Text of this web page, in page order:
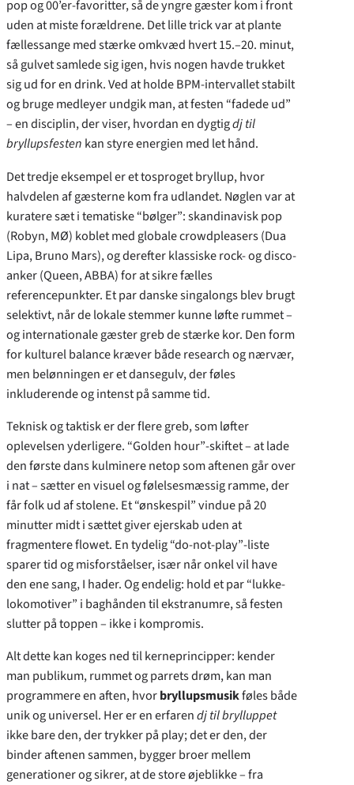
pop og 00’er-favoritter, så de yngre gæster kom i front
uden at miste forældrene. Det lille trick var at plante
fællessange med stærke omkvæd hvert 15.–20. minut,
så gulvet samlede sig igen, hvis nogen havde trukket
sig ud for en drink. Ved at holde BPM-intervallet stabilt
og bruge medleyer undgik man, at festen “fadede ud”
– en disciplin, der viser, hvordan en dygtigdj til
bryllupsfesten kan styre energien med let hånd.
Det tredje eksempel er et tosproget bryllup, hvor
halvdelen af gæsterne kom fra udlandet. Nøglen var at
kuratere sæt i tematiske “bølger”: skandinavisk pop
(Robyn, MØ) koblet med globale crowdpleasers (Dua
Lipa, Bruno Mars), og derefter klassiske rock- og disco-
anker (Queen, ABBA) for at sikre fælles
referencepunkter. Et par danske singalongs blev brugt
selektivt, når de lokale stemmer kunne løfte rummet –
og internationale gæster greb de stærke kor. Den form
for kulturel balance kræver både research og nærvær,
men belønningen er et dansegulv, der føles
inkluderende og intenst på samme tid.
Teknisk og taktisk er der flere greb, som løfter
oplevelsen yderligere. “Golden hour”-skiftet – at lade
den første dans kulminere netop som aftenen går over
i nat – sætter en visuel og følelsesmæssig ramme, der
får folk ud af stolene. Et “ønskespil” vindue på 20
minutter midt i sættet giver ejerskab uden at
fragmentere flowet. En tydelig “do-not-play”-liste
sparer tid og misforståelser, især når onkel vil have
den ene sang, I hader. Og endelig: hold et par “lukke-
lokomotiver” i baghånden til ekstranumre, så festen
slutter på toppen – ikke i kompromis.
Alt dette kan koges ned til kerneprincipper: kender
man publikum, rummet og parrets drøm, kan man
programmere en aften, hvorbryllupsmusikføles både
unik og universel. Her er en erfarendj til brylluppet
ikke bare den, der trykker på play; det er den, der
binder aftenen sammen, bygger broer mellem
generationer og sikrer, at de store øjeblikke – fra